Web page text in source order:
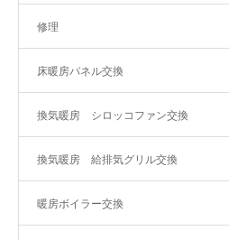
修理
床暖房パネル交換
換気暖房 シロッコファン交換
換気暖房 給排気グリル交換
暖房ボイラー交換